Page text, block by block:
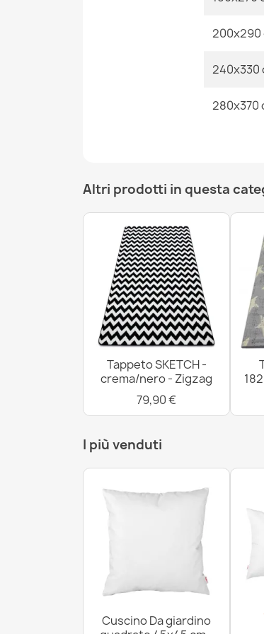
200x290
240x330
280x370
Altri prodotti in questa
Tappeto SKETCH -
crema/nero - Zigzag
79,90 €
I più venduti
Cuscino Da giardino